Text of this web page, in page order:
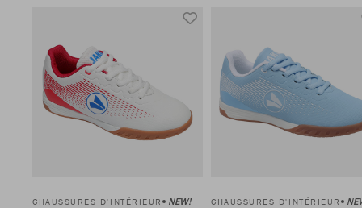
CHAUSSURES D'INTÉRIEUR NEW! CHAUSSURES D'INTÉRIEUR